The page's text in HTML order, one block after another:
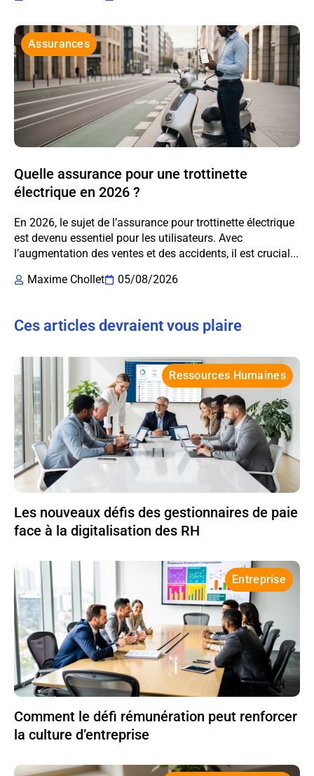
Assurances
Quelle assurance pour une trottinette
électrique en 2026 ?
En 2026, le sujet de l’assurance pour trottinette électrique
est devenu essentiel pour les utilisateurs. Avec
l’augmentation des ventes et des accidents, il est crucial...
Maxime Chollet
05/08/2026
Ces articles devraient vous plaire
Ressources Humaines
Les nouveaux défis des gestionnaires de paie
face à la digitalisation des RH
Entreprise
Comment le défi rémunération peut renforcer
la culture d’entreprise